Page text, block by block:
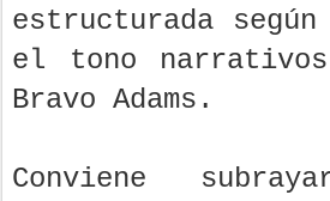
estructurada
el tono narrativos
Bravo Adams.
Conviene